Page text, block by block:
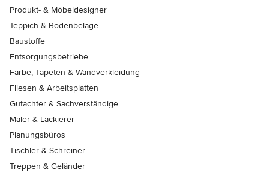
Produkt- & Möbeldesigner
Teppich & Bodenbeläge
Baustoffe
Entsorgungsbetriebe
Farbe, Tapeten & Wandverkleidung
Fliesen & Arbeitsplatten
Gutachter & Sachverständige
Maler & Lackierer
Planungsbüros
Tischler & Schreiner
Treppen & Geländer